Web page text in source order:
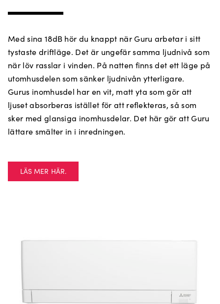
Med sina 18dB hör du knappt när Guru arbetar i sitt
tystaste driftläge. Det är ungefär samma ljudnivå som
när löv rasslar i vinden. På natten finns det ett läge på
utomhusdelen som sänker ljudnivån ytterligare.
Gurus inomhusdel har en vit, matt yta som gör att
ljuset absorberas istället för att reflekteras, så som
sker med glansiga inomhusdelar. Det här gör att Guru
lättare smälter in i inredningen.
LÄS MER HÄR.